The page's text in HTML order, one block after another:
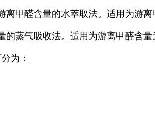
醛含量的水萃取法。适用为游离
气吸收法。适用为游离甲醛含量
为：